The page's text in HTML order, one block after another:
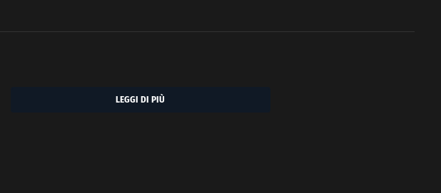
LEGGI DI PIÙ